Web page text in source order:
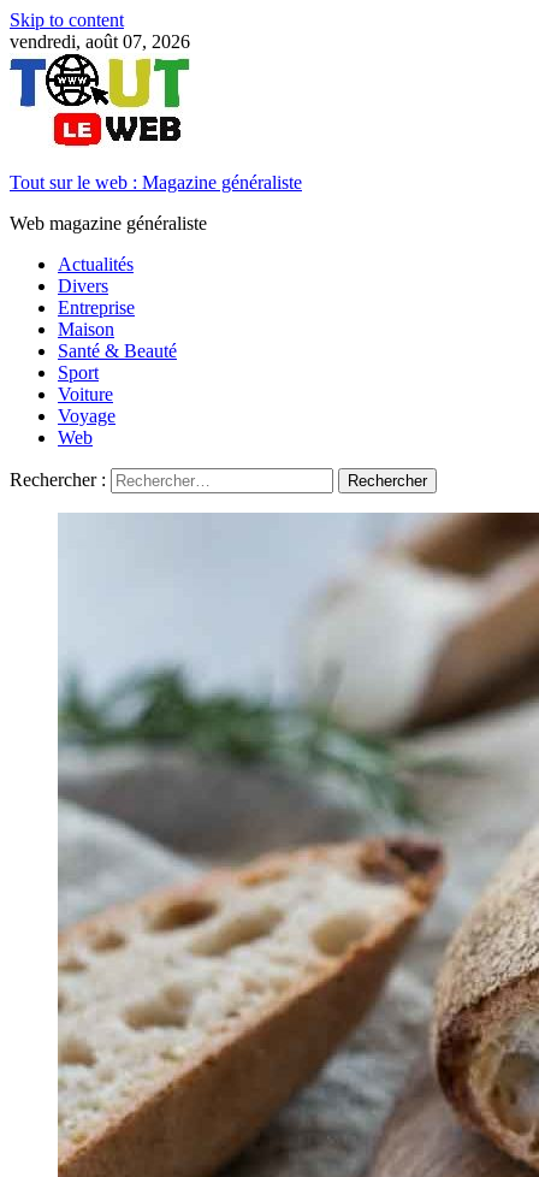
Skip to content
vendredi, août 07, 2026
Tout sur le web : Magazine généraliste
Web magazine généraliste
Actualités
Divers
Entreprise
Maison
Santé & Beauté
Sport
Voiture
Voyage
Web
Rechercher :